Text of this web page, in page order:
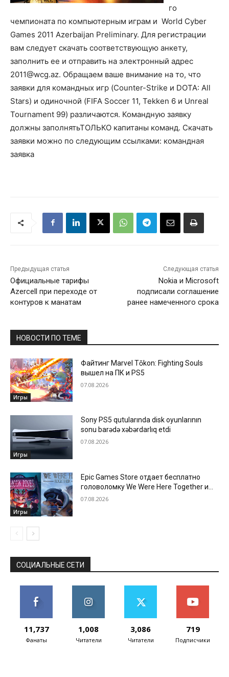
го
чемпионата по компьютерным играм и World Cyber
Games 2011 Azerbaijan Preliminary. Для регистрации
вам следует скачать соответствующую анкету,
заполнить ее и отправить на электронный адрес
2011@wcg.az. Обращаем ваше внимание на то, что
заявки для командных игр (Counter-Strike и DOTA: All
Stars) и одиночной (FIFA Soccer 11, Tekken 6 и Unreal
Tournament 99) различаются. Командную заявку
должны заполнятьТОЛЬКО капитаны команд. Скачать
заявки можно по следующим ссылками: командная
заявка
Предыдущая статья
Официальные тарифы
Azercell при переходе от
контуров к манатам
Следующая статья
Nokia и Microsoft
подписали соглашение
ранее намеченного срока
НОВОСТИ ПО ТЕМЕ
Игры
Файтинг Marvel Tōkon: Fighting Souls
вышел на ПК и PS5
07.08.2026
Игры
Sony PS5 qutularında disk oyunlarının
sonu barədə xəbərdarlıq etdi
07.08.2026
Игры
Epic Games Store отдает бесплатно
головоломку We Were Here Together и
новеллу Beacon Pines
07.08.2026
СОЦИАЛЬНЫЕ СЕТИ
11,737
Фанаты
1,008
Читатели
3,086
Читатели
719
Подписчики